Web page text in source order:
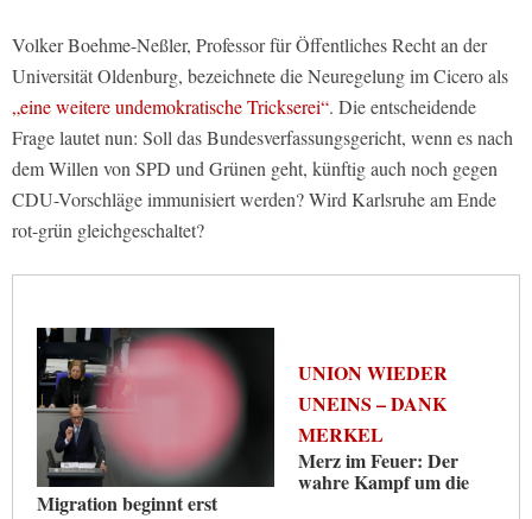
Volker Boehme-Neßler, Professor für Öffentliches Recht an der
Universität Oldenburg, bezeichnete die Neuregelung im Cicero als
„eine weitere undemokratische Trickserei“. Die entscheidende
Frage lautet nun: Soll das Bundesverfassungsgericht, wenn es nach
dem Willen von SPD und Grünen geht, künftig auch noch gegen
CDU-Vorschläge immunisiert werden? Wird Karlsruhe am Ende
rot-grün gleichgeschaltet?
UNION WIEDER
UNEINS – DANK
MERKEL
Merz im Feuer: Der
wahre Kampf um die
Migration beginnt erst